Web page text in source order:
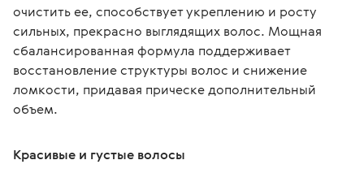
очистить ее, способствует укреплению и росту
сильных, прекрасно выглядящих волос. Мощная
сбалансированная формула поддерживает
восстановление структуры волос и снижение
ломкости, придавая прическе дополнительный
объем.
Красивые и густые волосы